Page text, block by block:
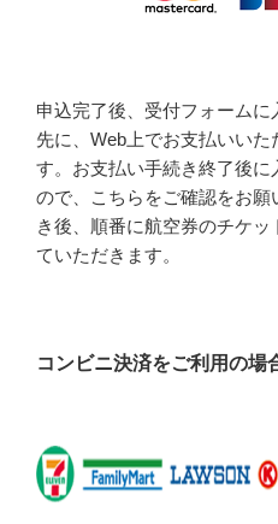
申込完了後、受付フォーム
先に、Web上でお支払いいた
す。お支払い手続き終了後
ので、こちらをご確認をお
き後、順番に航空券のチケ
ていただきます。
コンビニ決済をご利用の場